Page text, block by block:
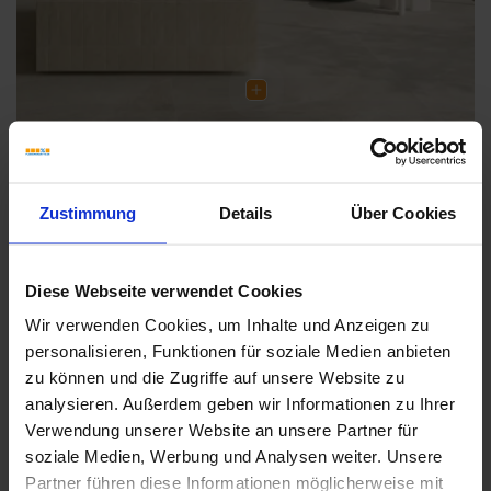
Zustimmung Details Über Cookies
Diese Webseite verwendet Cookies
Wir verwenden Cookies, um Inhalte und Anzeigen zu
personalisieren, Funktionen für soziale Medien anbieten
zu können und die Zugriffe auf unsere Website zu
analysieren. Außerdem geben wir Informationen zu Ihrer
Verwendung unserer Website an unsere Partner für
soziale Medien, Werbung und Analysen weiter. Unsere
Partner führen diese Informationen möglicherweise mit
Fliesenkleber
Showroom Showroom